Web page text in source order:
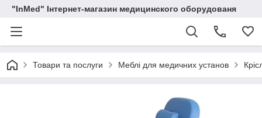
"InMed" Інтернет-магазин медицинского оборудованя
Товари та послуги Меблі для медичних установ